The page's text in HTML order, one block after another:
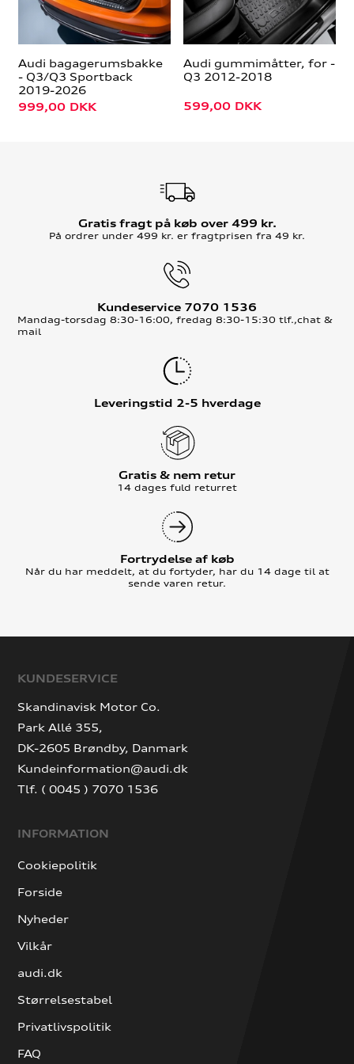
Audi bagagerumsbakke
- Q3/Q3 Sportback
2019-2026
999,00 DKK
Audi gummimåtter, for -
Q3 2012-2018
599,00 DKK
Gratis fragt på køb over 499 kr.
På ordrer under 499 kr. er fragtprisen fra 49 kr.
Kundeservice 7070 1536
Mandag-torsdag 8:30-16:00, fredag 8:30-15:30 tlf.,chat &
mail
Leveringstid 2-5 hverdage
Gratis & nem retur
14 dages fuld returret
Fortrydelse af køb
Når du har meddelt, at du fortyder, har du 14 dage til at
sende varen retur.
KUNDESERVICE
Skandinavisk Motor Co.
Park Allé 355,
DK-2605 Brøndby, Danmark
Kundeinformation@audi.dk
Tlf. ( 0045 ) 7070 1536
INFORMATION
Cookiepolitik
Forside
Nyheder
Vilkår
audi.dk
Størrelsestabel
Privatlivspolitik
FAQ